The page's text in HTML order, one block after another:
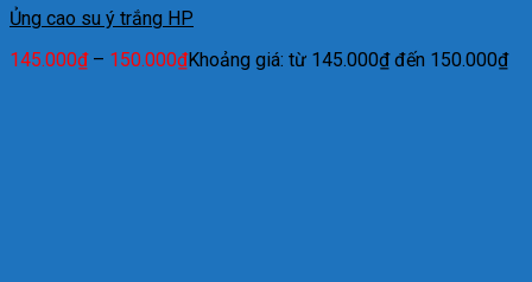
Ủng cao su ý trắng HP
145.000₫ – 150.000₫Khoảng giá: từ 145.000₫ đến 150.000₫